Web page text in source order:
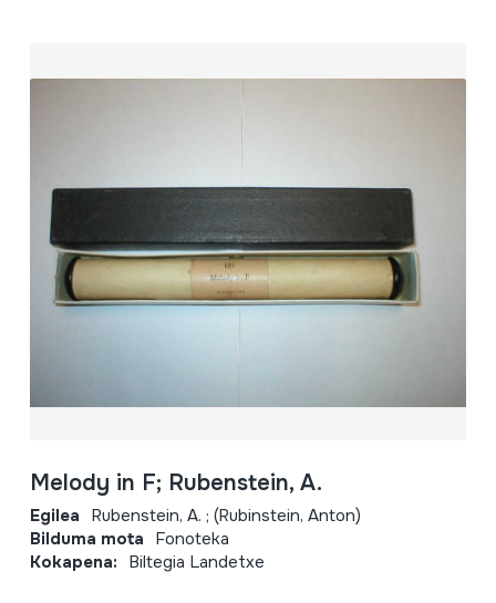
Melody in F; Rubenstein, A.
Egilea Rubenstein, A. ; (Rubinstein, Anton)
Bilduma mota Fonoteka
Kokapena: Biltegia Landetxe